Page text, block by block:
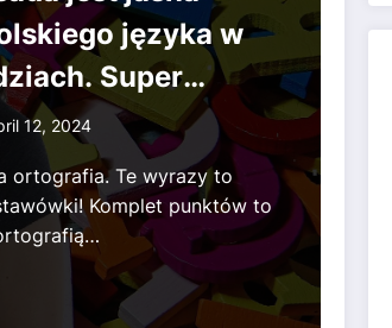
języka w
Super
o
poprawnej
12, 2024
ortografia. Te wyrazy to
Komplet punktów to